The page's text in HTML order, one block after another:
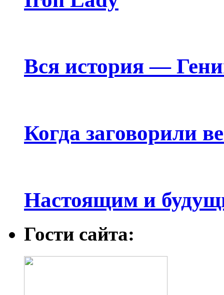
Вся история —
Когда заговорили
Настоящим и
Гости сайта: